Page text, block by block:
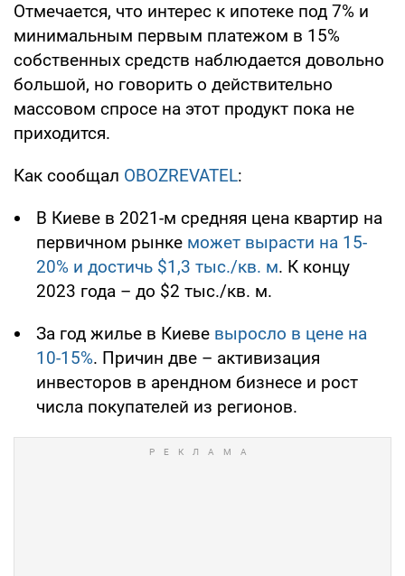
Отмечается, что интерес к ипотеке под 7% и
минимальным первым платежом в 15%
собственных средств наблюдается довольно
большой, но говорить о действительно
массовом спросе на этот продукт пока не
приходится.
Как сообщал OBOZREVATEL:
В Киеве в 2021-м средняя цена квартир на
первичном рынке может вырасти на 15-
20% и достичь $1,3 тыс./кв. м. К концу
2023 года – до $2 тыс./кв. м.
За год жилье в Киеве выросло в цене на
10-15%. Причин две – активизация
инвесторов в арендном бизнесе и рост
числа покупателей из регионов.